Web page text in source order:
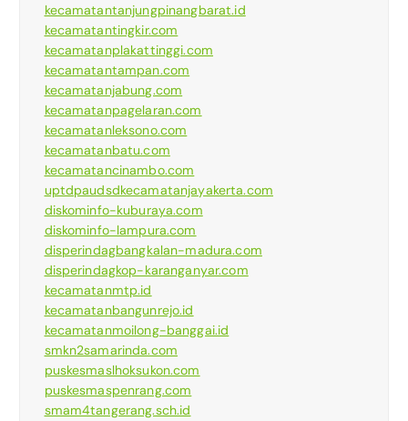
kecamatantanjungpinangbarat.id
kecamatantingkir.com
kecamatanplakattinggi.com
kecamatantampan.com
kecamatanjabung.com
kecamatanpagelaran.com
kecamatanleksono.com
kecamatanbatu.com
kecamatancinambo.com
uptdpaudsdkecamatanjayakerta.com
diskominfo-kuburaya.com
diskominfo-lampura.com
disperindagbangkalan-madura.com
disperindagkop-karanganyar.com
kecamatanmtp.id
kecamatanbangunrejo.id
kecamatanmoilong-banggai.id
smkn2samarinda.com
puskesmaslhoksukon.com
puskesmaspenrang.com
smam4tangerang.sch.id